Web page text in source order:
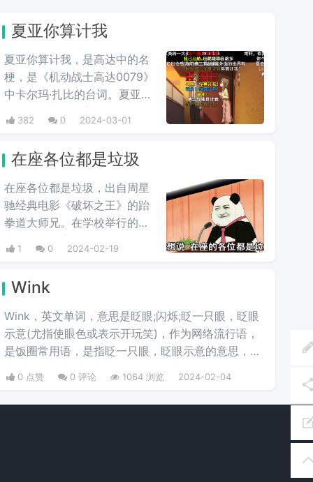
夏亚你算计我
夏亚你算计我，是高达中的名
梗，是《机动战士高达0079》
中卡尔玛·扎比的台词。夏亚平
人，因此在夏亚的复仇计划
中，自然是盘算着何时送葬这
位“友人”，尽管夏亚也承认卡
尔玛作为友人不错，不过还是
用计谋误导他陷入被击落的境
地，并且大笑。
382 0 2024-03-01
在座各位都是垃圾
在座各位都是垃圾，出自周星
驰经典电影《破坏之王》的跆
拳道大师兄。在学校举行的会
圾。
1 0 2024-02-19
Wink
Wink，英文单词，意思是眨眼;闪烁;眨一只眼，眨眼
示意(尤指使眼色或表示开玩笑)，作为网络流行语，
是饭圈常用语，是指眨一只眼，眨眼示意的意思，一
仙子眨眼睛的那张动图，大概就是这个词的图解了。
一般在聊天中常用作表情包。
0 点赞 0 评论 1064 浏览 2024-02-04